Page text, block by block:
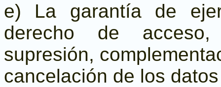
e) La garantía de
derecho de acceso,
supresión,
cancelación de los